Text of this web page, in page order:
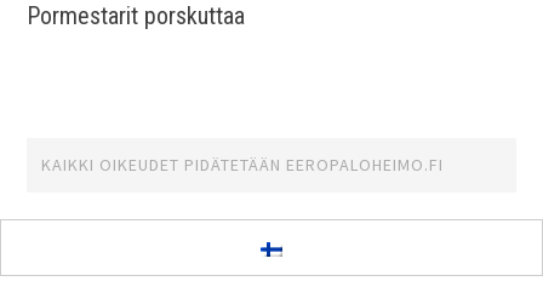
Pormestarit porskuttaa
KAIKKI OIKEUDET PIDÄTETÄÄN EEROPALOHEIMO.FI